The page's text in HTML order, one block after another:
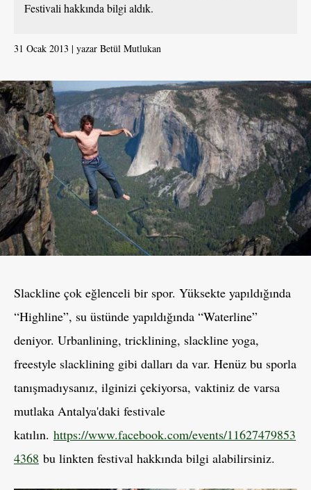
Festivali hakkında bilgi aldık.
31 Ocak 2013 yazar Betül Mutlukan
Slackline çok eğlenceli bir spor. Yüksekte yapıldığında
“Highline”, su üstünde yapıldığında “Waterline”
deniyor. Urbanlining, tricklining, slackline yoga,
freestyle slacklining gibi dalları da var. Henüz bu sporla
tanışmadıysanız, ilginizi çekiyorsa, vaktiniz de varsa
mutlaka Antalya'daki festivale
katılın. https://www.facebook.com/events/11627479853
4368 bu linkten festival hakkında bilgi alabilirsiniz.